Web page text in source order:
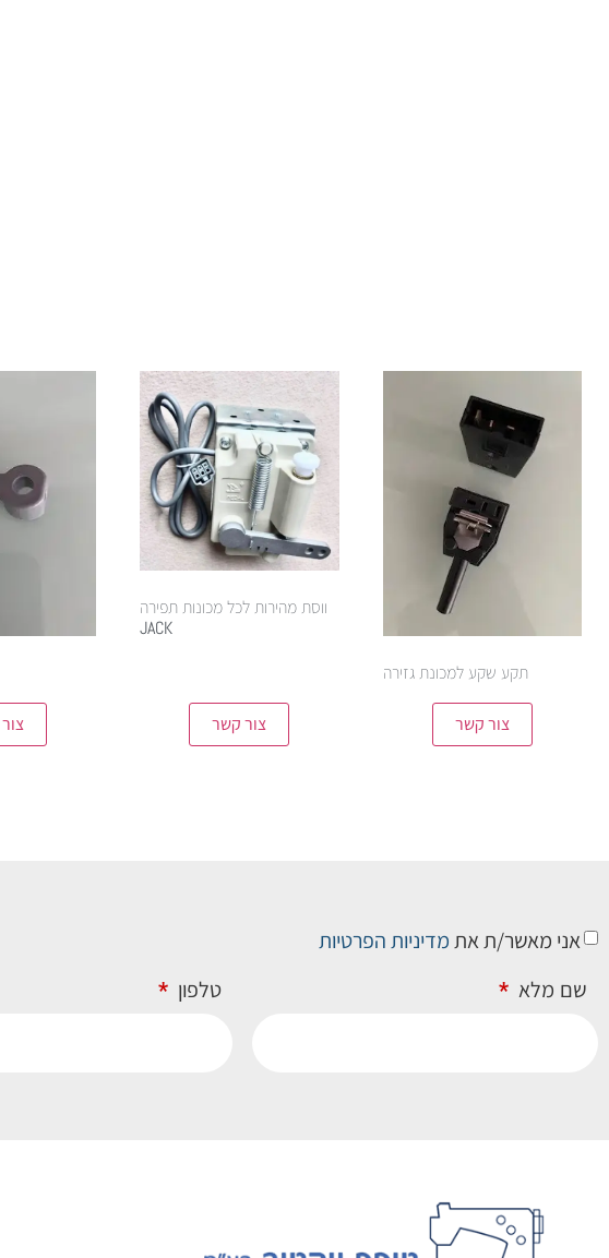
תקע שקע למכונת גזירה
צור קשר
ווסת מהירות לכל מכונות תפירה
JACK
צור קשר
אני מאשר/ת אתמדיניות הפרטיות
שם מלא טלפון